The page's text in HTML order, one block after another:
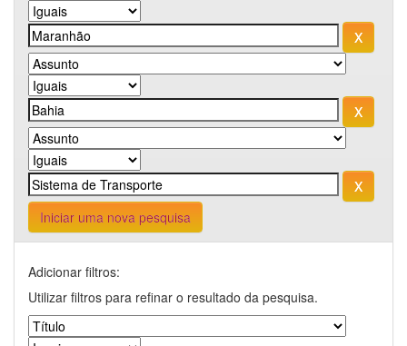
Iniciar uma nova pesquisa
Adicionar filtros:
Utilizar filtros para refinar o resultado da pesquisa.